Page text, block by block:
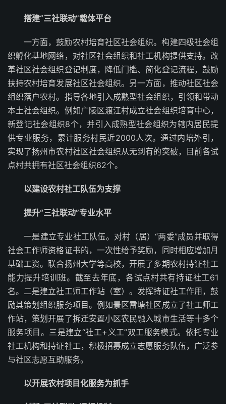
搭建“三社联动”载体平台
一方面，鼓励农村培育社区社会组织。构建四级社会组
织孵化基地网络，对社区社会组织和社工机构提供支持。改
革社区社会组织登记制度，降低门槛、简化登记流程，鼓励
扶持农村培育发展社区社会组织。另一方面，推动社区社会
组织落户农村。指导各地引入成熟型社会组织，引领和带动
本土社会组织。例如广陵区渡江村成立社会组织培育中心，
新登记社会组织8个，并引入成熟型社会组织为辖内居民提
供专业服务，累计服务村民近2000人次。通过内培外引，
实现了扬州市农村社区社会组织从无到有的突破，目前各试
点村共拥有社区社会组织62个。
以建设农村社工队伍为支撑
提升“三社联动”专业水平
一是建立专业社工队伍。对村（居）“两委”成员并取得
社会工作师资格证书的，一次性给予奖励，同时相应增加月
基础工资。联合扬州大学等高校，开展了多期农村持证社工
能力提升培训班。截至去年底，各试点村共有持证社工61
名。二是建立社工师工作站（室）。发挥持证社工作用，鼓
励其策划组织服务项目。例如景区雷塘社区成立了社工师工
作站，策划开展了拆迁安置小区农民融入城市生活等十多个
服务项目。三是建立“社工+义工”双工服务模式。依托专业
社工机构和持证社工，积极招募成立志愿服务队伍，广泛参
与社区志愿互助服务。
以开展农村项目化服务为抓手